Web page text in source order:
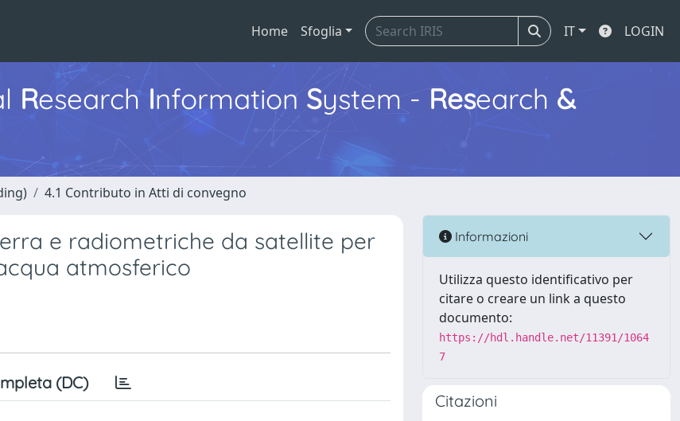
Home Sfoglia IT LOGIN
Research Information System - Research &
4.1 Contributo in Atti di convegno
e radiometriche da satellite per
atmosferico
(DC)
Informazioni
Utilizza questo identificativo per
citare o creare un link a questo
documento:
https://hdl.handle.net/11391/1064
7
Citazioni